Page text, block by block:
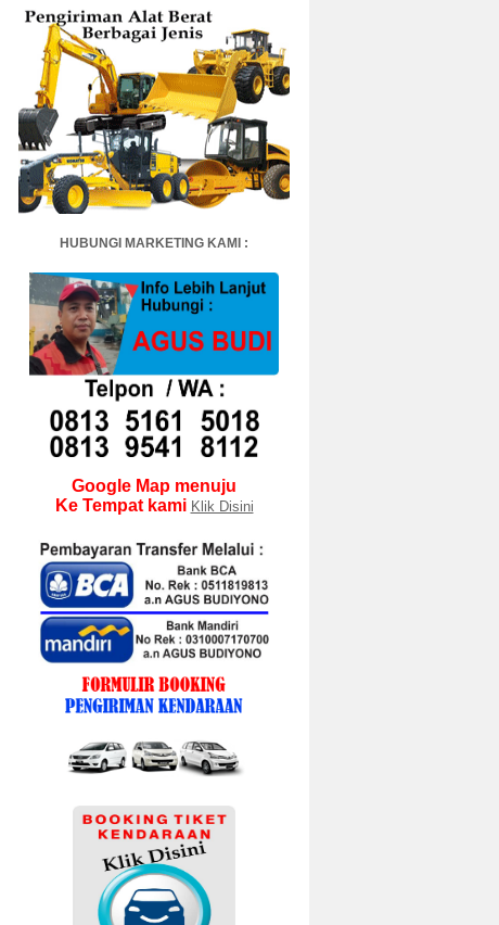
HUBUNGI MARKETING KAMI :
Google Map menuju
Ke Tempat kami Klik Disini